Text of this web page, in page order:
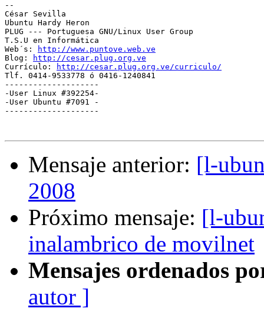
--
﻿César Sevilla
Ubuntu Hardy Heron
PLUG --- Portuguesa GNU/Linux User Group
T.S.U en Informática
Web´s:
http://www.puntove.web.ve
Blog:
http://cesar.plug.org.ve
Currículo:
http://cesar.plug.org.ve/curriculo/
Tlf. 0414-9533778 ó 0416-1240841
--------------------
-User Linux #392254-
-User Ubuntu #7091 -
--------------------
Mensaje anterior: [l-
2008
Próximo mensaje: [l-
inalambrico de movilnet
Mensajes ordenados
autor ]